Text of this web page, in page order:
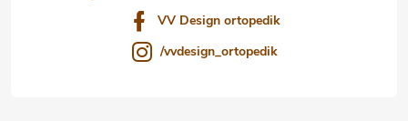
VV Design ortopedik
/vvdesign_ortopedik